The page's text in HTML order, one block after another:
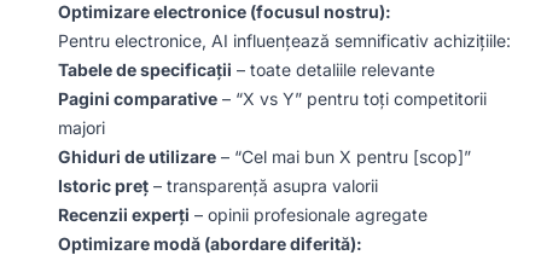
Optimizare electronice (focusul nostru):
Pentru electronice, AI influențează semnificativ achizițiile:
Tabele de specificații – toate detaliile relevante
Pagini comparative – “X vs Y” pentru toți competitorii
majori
Ghiduri de utilizare – “Cel mai bun X pentru [scop]”
Istoric preț – transparență asupra valorii
Recenzii experți – opinii profesionale agregate
Optimizare modă (abordare diferită):